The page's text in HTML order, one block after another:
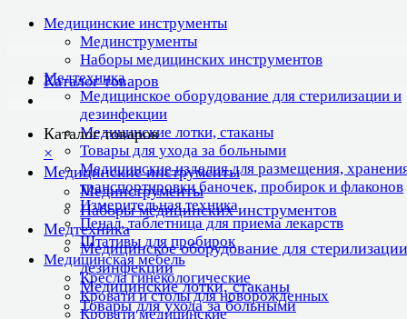
Медицинские инструменты
Мединструменты
Наборы медицинских инструментов
Медтехника
Медицинское оборудование для стерилизации и
дезинфекции
Медицинские лотки, стаканы
Товары для ухода за больными
Медицинские изделия для размещения,
транспортировки баночек, пробирок и флаконов
Измерительная техника
Пенал, таблетница для приема лекарств
Штативы для пробирок
Медицинская мебель
Кресла гинекологические
Кровати и столы для новорожденных
Кровати медицинские
Каталог товаров
Каталог товаров
×
Медицинские инструменты
Мединструменты
Наборы медицинских инструментов
Медтехника
Медицинское оборудование для
дезинфекции
Медицинские лотки, стаканы
Товары для ухода за больными